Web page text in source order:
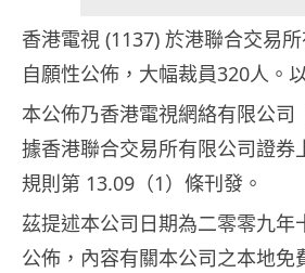
香港電視 (1137) 於港聯合交易
自願性公佈，大幅裁員320人。
本公佈乃香港電視網絡有限公司
據香港聯合交易所有限公司證券
規則第 13.09（1）條刊發。
茲提述本公司日期為二零零九年
公佈，內容有關本公司之本地免